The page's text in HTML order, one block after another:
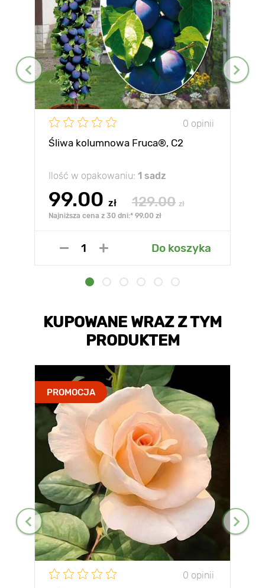
0 opinii
Śliwa kolumnowa Fruca®, C2
Ilość w opakowaniu: 1 sadz
99.00 zł 129.00 zł
Najniższa cena z 30 dni:* 99.00 zł
Do koszyka
KUPOWANE WRAZ Z TYM
PRODUKTEM
PROMOCJA
0 opinii